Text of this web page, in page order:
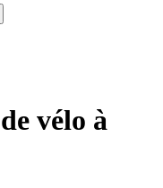
vélo à